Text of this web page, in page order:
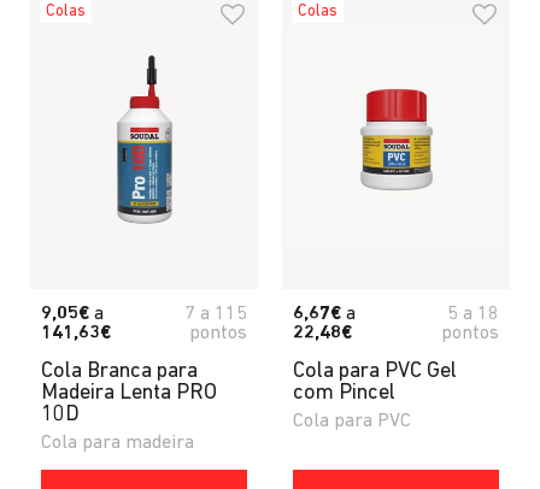
Colas
9,05€ a
141,63€
7 a 115
pontos
Cola Branca para
Madeira Lenta PRO
10D
Cola para madeira
Colas
6,67€ a
22,48€
5 a 18
pontos
Cola para PVC Gel
com Pincel
Cola para PVC